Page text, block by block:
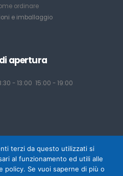
ordinare
e imballaggio
apertura
- 13:00 15:00 - 19:00
terzi da questo utilizzati si
al funzionamento ed utili alle
policy. Se vuoi saperne di più o